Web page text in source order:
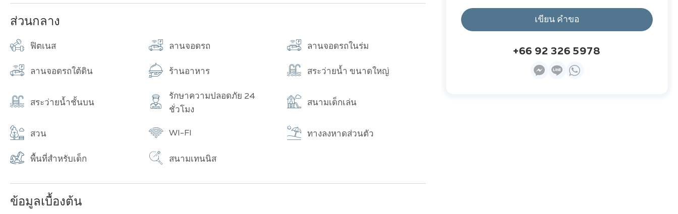
ส่วนกลาง
ฟิตเนส ลานจอดรถ ลานจอดรถในร่ม
ลานจอดรถใต้ดิน ร้านอาหาร สระว่ายน้ำ ขนาดใหญ่
สระว่ายน้ำชั้นบน
รักษาความปลอดภัย 24
ชั่วโมง
สนามเด็กเล่น
สวน WI-FI ทางลงหาดส่วนตัว
พื้นที่สำหรับเด็ก สนามเทนนิส
ข้อมูลเบื้องต้น
เขียน คำขอ
+66 92 326 5978